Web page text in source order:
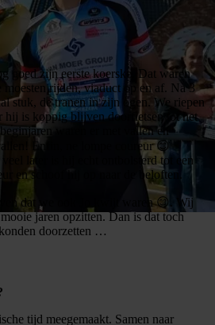
goed zijn eerste koerske. Dat waren
rijden, viaduct op en af. Na 3
stuk, de tranen in zijn ogen. We riepen
hij is koppig blijven doorfietsen tot het
waren er met vallen en
Enfin, ne lompe coureur 😊
later is hij echt ontbolsterd tot een
en schoof hij op naar de beloften.
dat we ook Jo kwijt waren 😊. Wij
jaren opzitten. Dan is dat toch
doorzetten …
tijd meegemaakt. Samen naar